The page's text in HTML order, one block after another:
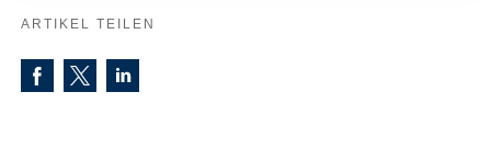
ARTIKEL TEILEN